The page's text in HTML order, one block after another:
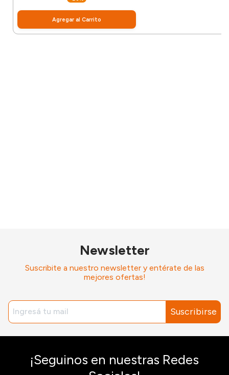
Agregar al Carrito
Newsletter
Suscribite a nuestro newsletter y entérate de las
mejores ofertas!
Suscribirse
¡Seguinos en nuestras Redes